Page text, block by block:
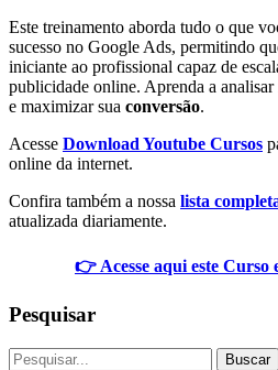
Este treinamento aborda tudo o que
sucesso no Google Ads, permitindo
iniciante ao profissional capaz de
publicidade online. Aprenda a
e maximizar sua conversão.
Acesse Download Youtube Cursos
online da internet.
Confira também a nossa lista
atualizada diariamente.
👉 Acesse aqui este Curso
Pesquisar
Buscar